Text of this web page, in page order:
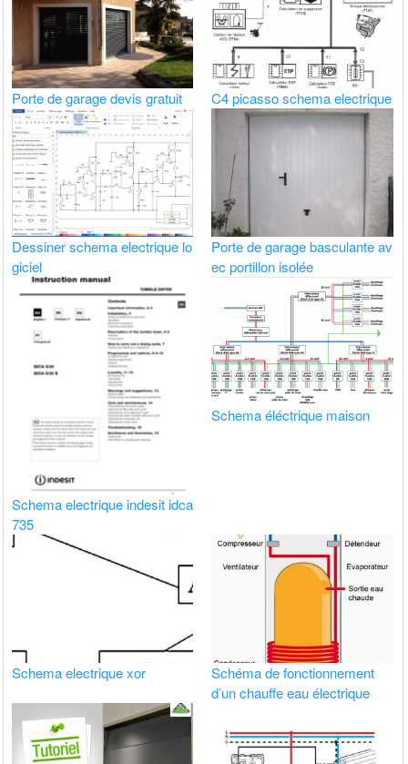
Porte de garage devis gratuit C4 picasso schema electrique
Dessiner schema electrique lo
giciel
Porte de garage basculante av
ec portillon isolée
Schema electrique indesit idca
735
Schema éléctrique maison
Schema electrique xor
Schéma de fonctionnement
d’un chauffe eau électrique